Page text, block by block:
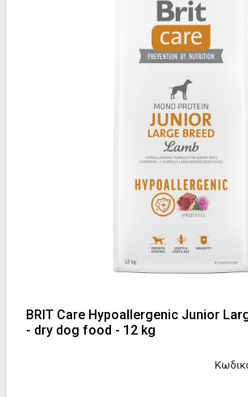
BRIT Care Hypoallergenic Junior
- dry dog food - 12 kg